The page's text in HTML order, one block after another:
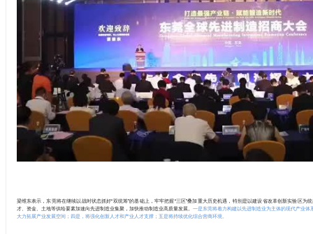
梁维东表示，东莞将在继续以战时状态抓好“双统筹”的基础上，牢牢把握“三区”叠加重大历史机遇，特别是以建设省改革创新实验区为
才、资金、土地等供给要素加速向先进制造业集聚，加快推动制造业高质量发展。 一是东莞将着力构建以先进制造业为主体的现代产业
大力拓展产业发展空间；四是，将强化创新人才和产业人才支撑；五是将持续优化综合营商环境。